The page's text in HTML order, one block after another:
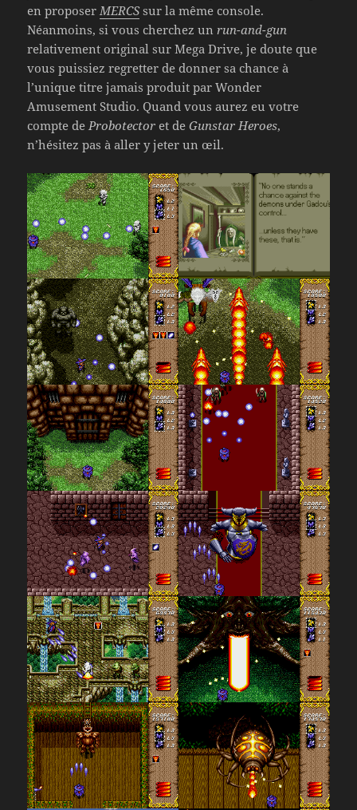
en proposer MERCSsur la même console.
Néanmoins, si vous cherchez unrun-and-gun
relativement original sur Mega Drive, je doute que
vous puissiez regretter de donner sa chance à
l’unique titre jamais produit par Wonder
Amusement Studio. Quand vous aurez eu votre
compte de Probotector et deGunstar Heroes,
n’hésitez pas à aller y jeter un œil.